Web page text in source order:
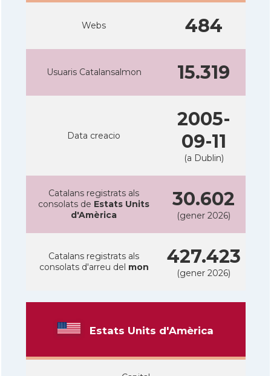
Webs 484
Usuaris Catalansalmon 15.319
Data creacio
2005-
09-11
(a Dublin)
Catalans registrats als
consolats de Estats Units
d'Amèrica
30.602
(gener 2026)
Catalans registrats als
consolats d'arreu del mon 427.423
(gener 2026)
Estats Units d'Amèrica